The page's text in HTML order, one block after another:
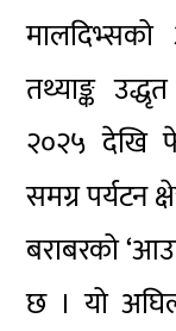
मालदिभ्सको
तथ्याङ्क
२०२५ देखि
समग्र पर्यटन
बराबरको
छ । यो